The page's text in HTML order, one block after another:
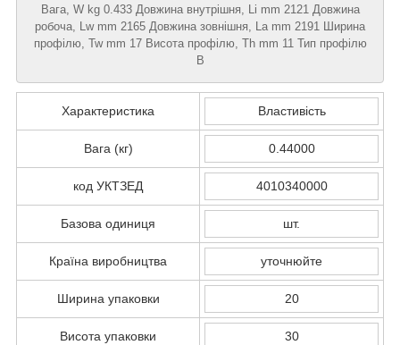
Вага, W kg 0.433 Довжина внутрішня, Li mm 2121 Довжина
робоча, Lw mm 2165 Довжина зовнішня, La mm 2191 Ширина
профілю, Tw mm 17 Висота профілю, Th mm 11 Тип профілю
B
Характеристика Властивість
Вага (кг) 0.44000
код УКТЗЕД 4010340000
Базова одиниця шт.
Країна виробництва уточнюйте
Ширина упаковки 20
Висота упаковки 30